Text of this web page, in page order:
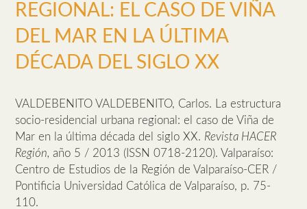
REGIONAL: EL CASO DE VIÑA
DEL MAR EN LA ÚLTIMA
DÉCADA DEL SIGLO XX
VALDEBENITO VALDEBENITO, Carlos. La estructura
socio-residencial urbana regional: el caso de Viña de
Mar en la última década del siglo XX. Revista HACER
Región,año 5 / 2013 (ISSN 0718-2120). Valparaíso:
Centro de Estudios de la Región de Valparaíso-CER /
Pontificia Universidad Católica de Valparaíso, p. 75-
110.